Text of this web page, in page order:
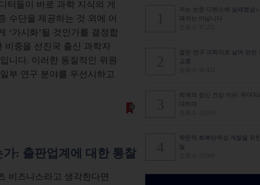
터들이 바로 과학 지식의 게
수단을 제공하는 것 외에 어
‘가시화’될 것인가를 결정합
비중을 선진국 출신 과학자
니다. 이러한 동질적인 위원
부 연구 분야를 우선시하고
: 출판업계에 대한 통찰
비즈니스라고 생각한다면
저는 논문 디펜스에 실패했습
패자는 아닙니다
젊은 연구 과학자로 살며 얻은
교훈
학계의 정신 건강 이슈: 무뎌지
대하여
학문적 회복탄력성 개발을 위
밀